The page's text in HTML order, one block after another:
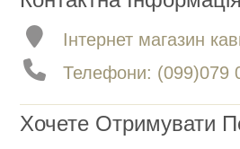
Інтернет магазин
Телефони: (099)079
Хочете Отримувати